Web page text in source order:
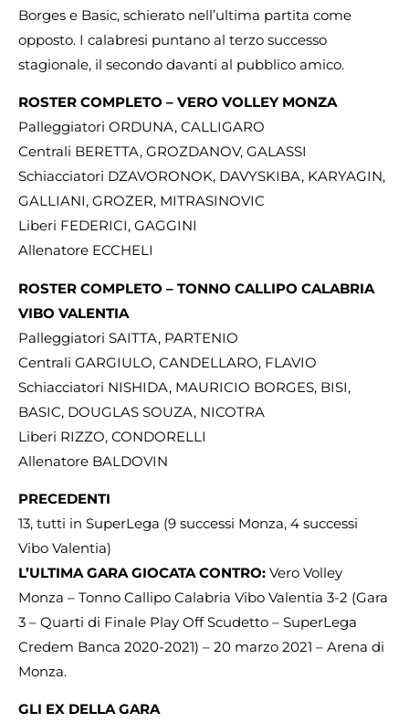
Borges e Basic, schierato nell’ultima partita come
opposto. I calabresi puntano al terzo successo
stagionale, il secondo davanti al pubblico amico.
ROSTER COMPLETO – VERO VOLLEY MONZA
Palleggiatori ORDUNA, CALLIGARO
Centrali BERETTA, GROZDANOV, GALASSI
Schiacciatori DZAVORONOK, DAVYSKIBA, KARYAGIN,
GALLIANI, GROZER, MITRASINOVIC
Liberi FEDERICI, GAGGINI
Allenatore ECCHELI
ROSTER COMPLETO – TONNO CALLIPO CALABRIA
VIBO VALENTIA
Palleggiatori SAITTA, PARTENIO
Centrali GARGIULO, CANDELLARO, FLAVIO
Schiacciatori NISHIDA, MAURICIO BORGES, BISI,
BASIC, DOUGLAS SOUZA, NICOTRA
Liberi RIZZO, CONDORELLI
Allenatore BALDOVIN
PRECEDENTI
13, tutti in SuperLega (9 successi Monza, 4 successi
Vibo Valentia)
L’ULTIMA GARA GIOCATA CONTRO: Vero Volley
Monza – Tonno Callipo Calabria Vibo Valentia 3-2 (Gara
3 – Quarti di Finale Play Off Scudetto – SuperLega
Credem Banca 2020-2021) – 20 marzo 2021 – Arena di
Monza.
GLI EX DELLA GARA